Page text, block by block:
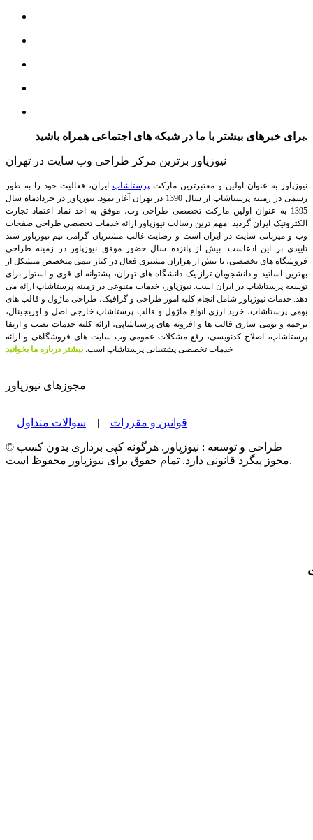
برای خبرهای بیشتر با ما در شبکه های اجتماعی همراه باشید.
نیوزپاور برترین مرکز طراحی وب سایت در تهران
نیوزپاور به عنوان اولین و معتبرترین مارکت پرستاشاپ ایران، فعالیت خود را به طور
رسمی در زمینه پرستاشاپ از سال 1390 در تهران آغاز نمود. نیوزپاور در خردادماه سال
1395 به عنوان اولین مارکت تخصصی طراحی وب، موفق به اخذ نماد اعتماد تجارت
الکترونیک ایران گردید. مهم ترین رسالت نیوزپاور ارائه خدمات تخصصی طراحی صفحات
وب و میزبانی سایت در ایران است و رضایت غالب مشتریان گرامی تیم نیوزپاور سند
تاییدی بر این ادعاست. بیش از پانزده سال حضور موفق نیوزپاور در زمینه طراحی
فروشگاه های تخصصی، با بیش از هزاران مشتری فعال در کنار تیمی متخصص متشکل از
بهترین اساتید و دانشجویان تراز یک دانشگاه های تهران، پشتوانه ای قوی و استوار برای
توسعه پرستاشاپ در ایران است.نیوزپاور، خدمات متنوعی در زمینه پرستاشاپ ارائه می
دهد. خدمات نیوزپاور شامل انجام کلیه امور طراحی و گرافیک، طراحی ماژول و قالب های
بومی پرستاشاپ، خرید ارزی انواع ماژول و قالب پرستاشاپ خارجی اصل و اوریجینال،
ترجمه و بومی سازی قالب ها و افزونه های پرستاشاپی، ارائه کلیه خدمات نصب و ارتقا
پرستاشاپ، اصلاح کدنویسی، رفع مشکلات عمومی وب سایت های فروشگاهی و ارائه
خدمات تخصصی پشتیبانی پرستاشاپ است. بیشتر درباره ما بخوانید
مجوزهای نیوزپاور
قوانین و مقررات | سوالات متداول
© طراحی و توسعه : نیوزپاور. هرگونه کپی برداری بدون کسب
مجوز پیگرد قانونی دارد. تمام حقوق برای نیوزپاور محفوظ است.